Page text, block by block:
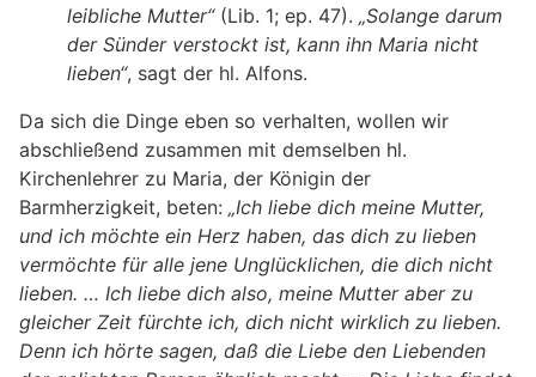
leibliche Mutter“(Lib. 1; ep. 47). „Solange darum
der Sünder verstockt ist, kann ihn Maria nicht
lieben“, sagt der hl. Alfons.
Da sich die Dinge eben so verhalten, wollen wir
abschließend zusammen mit demselben hl.
Kirchenlehrer zu Maria, der Königin der
Barmherzigkeit, beten: „Ich liebe dich meine Mutter,
und ich möchte ein Herz haben, das dich zu lieben
vermöchte für alle jene Unglücklichen, die dich nicht
lieben. … Ich liebe dich also, meine Mutter aber zu
gleicher Zeit fürchte ich, dich nicht wirklich zu lieben.
Denn ich hörte sagen, daß die Liebe den Liebenden